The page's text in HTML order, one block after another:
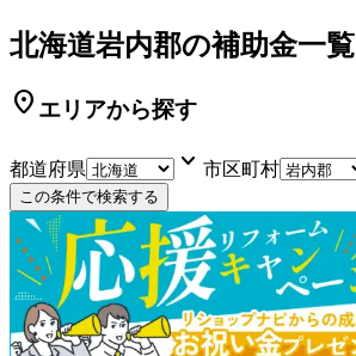
北海道岩内郡の補助金一覧
location_on エリアから探す
都道府県 keyboard_arrow_down 市区町村
この条件で検索する